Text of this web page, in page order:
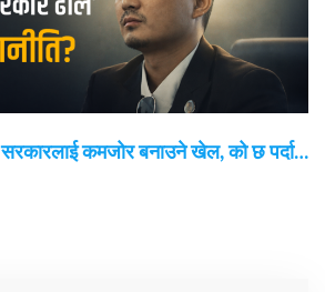
कमजोर बनाउने खेल, को छ पर्दा…